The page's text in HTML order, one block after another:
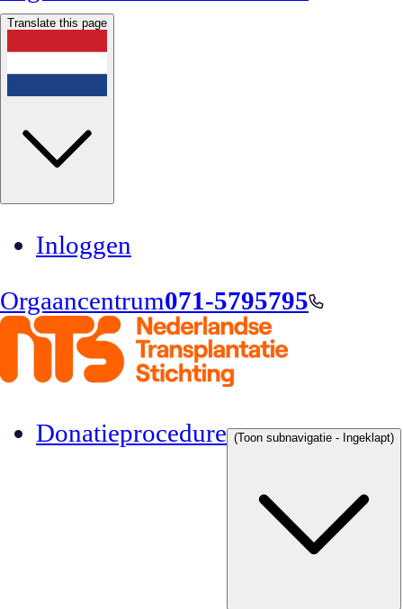
Translate this page
Inloggen
Orgaancentrum071-5795795
Donatieprocedure (Toon subnavigatie - Ingeklapt)